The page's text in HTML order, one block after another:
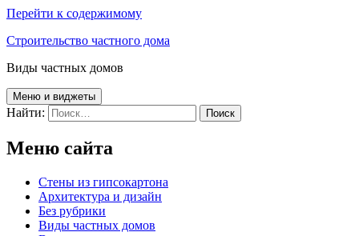
Перейти к содержимому
Строительство частного дома
Виды частных домов
Меню и виджеты
Найти:
Меню сайта
Cтены из гипсокартона
Архитектура и дизайн
Без рубрики
Виды частных домов